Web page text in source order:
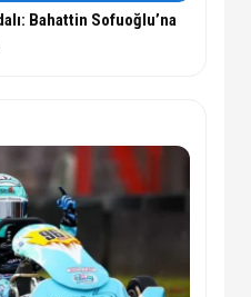
Bahattin Sofuoğlu’na